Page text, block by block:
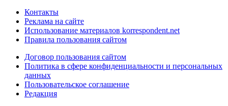
Контакты
Реклама на сайте
Использование материалов korrespondent.net
Правила пользования сайтом
Договор пользования сайтом
Политика в сфере конфиденциальности и персональных
данных
Пользовательское соглашение
Редакция